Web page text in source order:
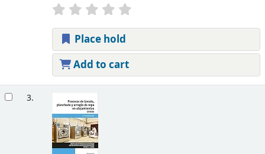
Place hold
Add to cart
3.